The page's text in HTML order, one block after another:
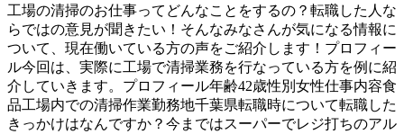
工場の清掃のお仕事ってどんなことをするの？転職した人な
らではの意見が聞きたい！そんなみなさんが気になる情報に
ついて、現在働いている方の声をご紹介します！プロフィー
ル今回は、実際に工場で清掃業務を行なっている方を例に紹
介していきます。プロフィール年齢42歳性別女性仕事内容食
品工場内での清掃作業勤務地千葉県転職時について転職した
きっかけはなんですか？今まではスーパーでレジ打ちのアル